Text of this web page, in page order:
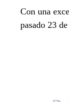
Con una
pasado 23